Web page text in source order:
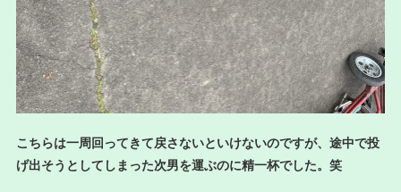
こちらは一周回ってきて戻さないといけないのですが、途中で投
げ出そうとしてしまった次男を運ぶのに精一杯でした。笑